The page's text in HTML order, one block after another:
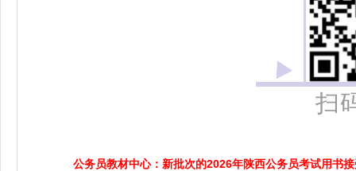
扫
公务员教材中心：新批次的2026年陕西公务员考试用书